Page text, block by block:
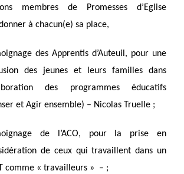
membres de Promesses d’Eglise
à chacun(e) sa place,
des Apprentis d’Auteuil, pour une
des jeunes et leurs familles dans
des programmes éducatifs
et Agir ensemble) – Nicolas Truelle ;
de l’ACO, pour la prise en
de ceux qui travaillent dans un
comme « travailleurs » – ;